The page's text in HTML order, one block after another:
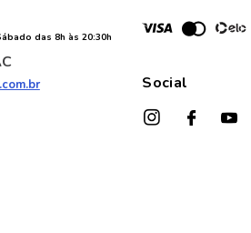
das 8h às 20:30h
Social